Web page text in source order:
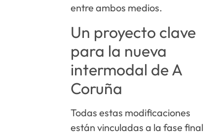
entre ambos medios.
Un proyecto clave
para la nueva
intermodal de A
Coruña
Todas estas modificaciones
están vinculadas a la fase final